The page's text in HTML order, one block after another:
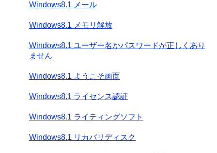
Windows8.1 メール
Windows8.1 メモリ解放
Windows8.1 ユーザー名かパスワードが正しくあり
ません
Windows8.1 ようこそ画面
Windows8.1 ライセンス認証
Windows8.1 ライティングソフト
Windows8.1 リカバリディスク